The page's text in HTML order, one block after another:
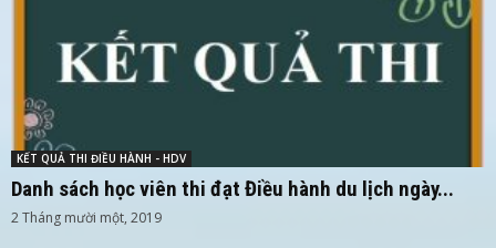
KẾT QUẢ THI ĐIỀU HÀNH - HDV
Danh sách học viên thi đạt Điều hành du lịch ngày...
2 Tháng mười một, 2019